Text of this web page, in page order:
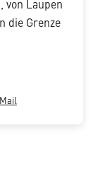
von Laupen
die Grenze